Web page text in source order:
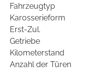
Fahrzeugtyp
Karosserieform
Erst-Zul.
Getriebe
Kilometerstand
Anzahl der Türen